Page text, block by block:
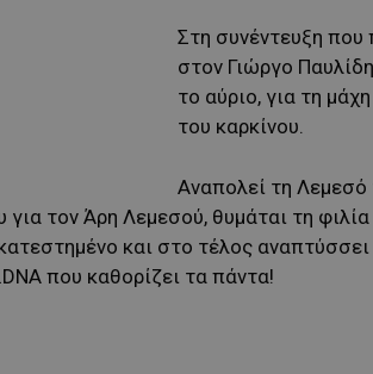
Στη συνέντευξη
στον Γιώργο
το αύριο, για τη
του καρκίνου.
Αναπολεί τη Λεμεσό
για τον Άρη Λεμεσού, θυμάται τη
και στο τέλος
που καθορίζει τα πάντα!